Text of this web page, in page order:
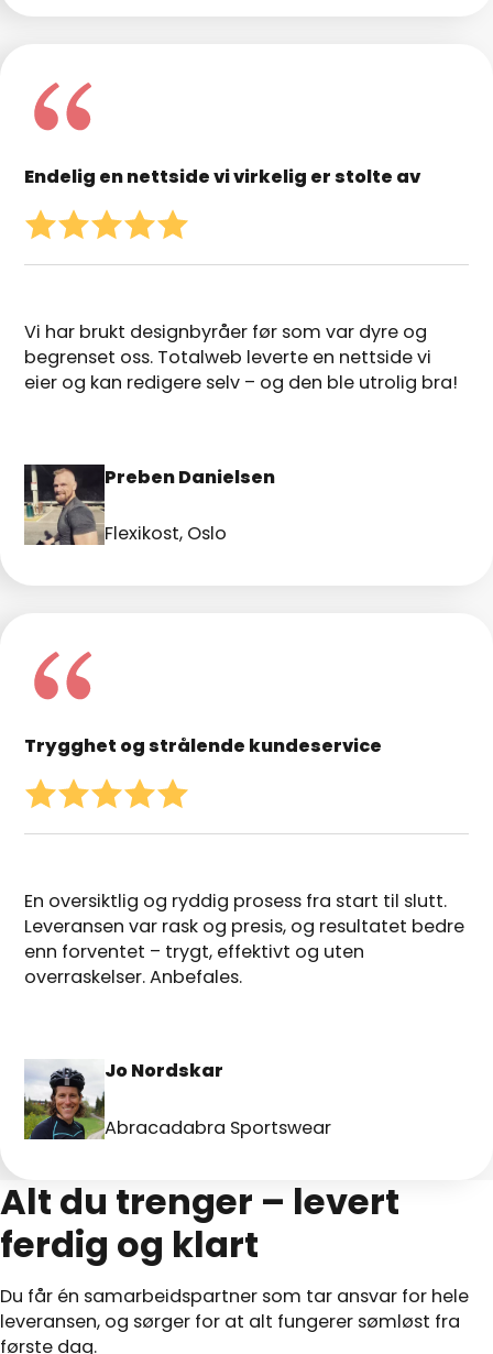
Endelig en nettside vi virkelig er stolte av
Vi har brukt designbyråer før som var dyre og
begrenset oss. Totalweb leverte en nettside vi
eier og kan redigere selv – og den ble utrolig bra!
Preben Danielsen
Flexikost, Oslo
Trygghet og strålende kundeservice
En oversiktlig og ryddig prosess fra start til slutt.
Leveransen var rask og presis, og resultatet bedre
enn forventet – trygt, effektivt og uten
overraskelser. Anbefales.
Jo Nordskar
Abracadabra Sportswear
Alt du trenger – levert
ferdig og klart
Du får én samarbeidspartner som tar ansvar for hele
leveransen, og sørger for at alt fungerer sømløst fra
første dag.